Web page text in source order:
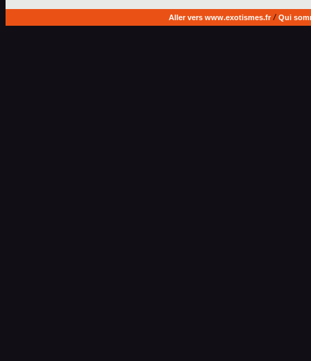
Aller vers www.exotismes.fr/ Qui